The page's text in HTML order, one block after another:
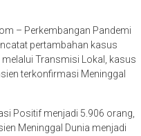
– Perkembangan Pandemi
pertambahan kasus
melalui Transmisi Lokal, kasus
terkonfirmasi Meninggal
Positif menjadi 5.906 orang,
Meninggal Dunia menjadi